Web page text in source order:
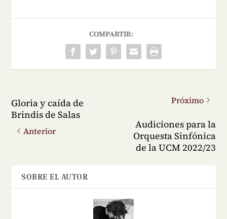
COMPARTIR:
Gloria y caída de
Brindis de Salas
Anterior
Próximo
Audiciones para la
Orquesta Sinfónica
de la UCM 2022/23
SOBRE EL AUTOR